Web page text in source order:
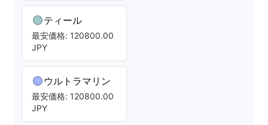
ティール
最安価格: 120800.00
JPY
ウルトラマリン
最安価格: 120800.00
JPY